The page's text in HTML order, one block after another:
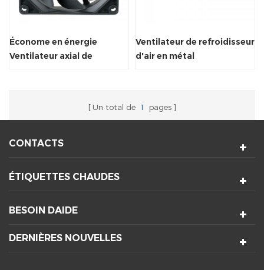
Économe en énergie
Ventilateur axial de
Ventilateur de refroidisseur
d'air en métal
Un total de 1 pages
CONTACTS
ÉTIQUETTES CHAUDES
BESOIN DAIDE
DERNIÈRES NOUVELLES